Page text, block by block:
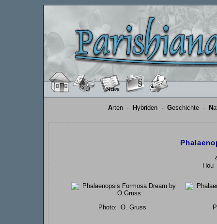
Arten · Hybriden · Geschichte · N
Hou
Photo: O. Gruss